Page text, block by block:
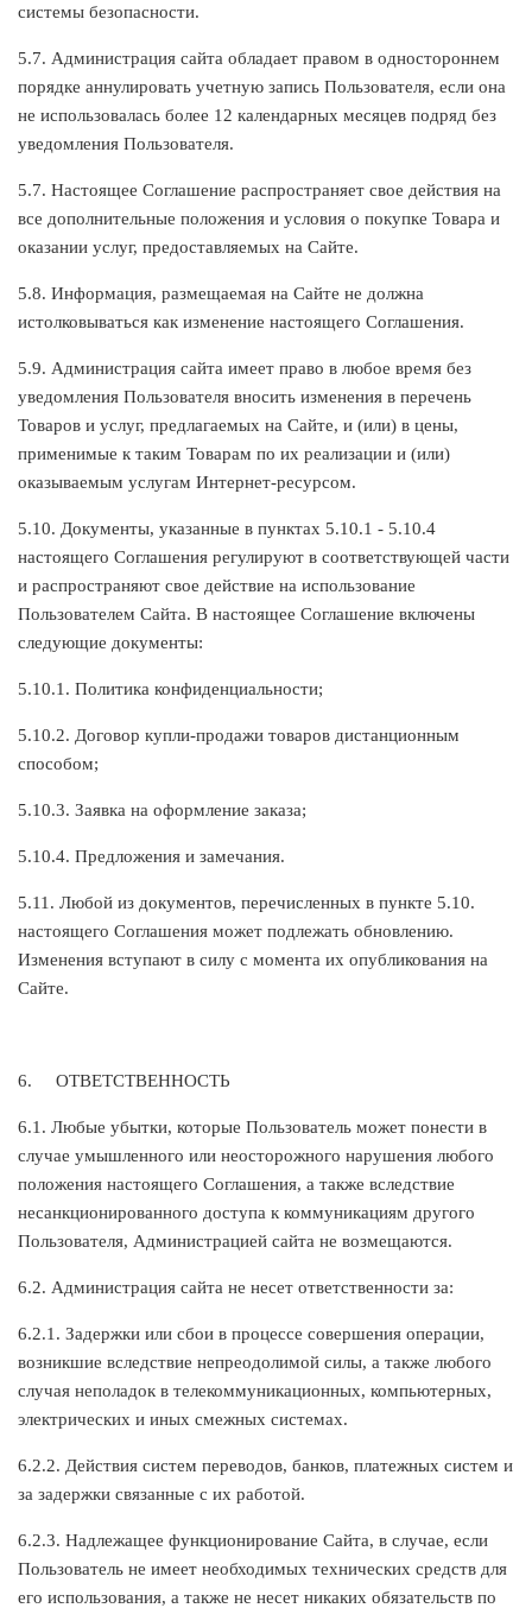
системы безопасности.
5.7. Администрация сайта обладает правом в одностороннем
порядке аннулировать учетную запись Пользователя, если она
не использовалась более 12 календарных месяцев подряд без
уведомления Пользователя.
5.7. Настоящее Соглашение распространяет свое действия на
все дополнительные положения и условия о покупке Товара и
оказании услуг, предоставляемых на Сайте.
5.8. Информация, размещаемая на Сайте не должна
истолковываться как изменение настоящего Соглашения.
5.9. Администрация сайта имеет право в любое время без
уведомления Пользователя вносить изменения в перечень
Товаров и услуг, предлагаемых на Сайте, и (или) в цены,
применимые к таким Товарам по их реализации и (или)
оказываемым услугам Интернет-ресурсом.
5.10. Документы, указанные в пунктах 5.10.1 - 5.10.4
настоящего Соглашения регулируют в соответствующей части
и распространяют свое действие на использование
Пользователем Сайта. В настоящее Соглашение включены
следующие документы:
5.10.1. Политика конфиденциальности;
5.10.2. Договор купли-продажи товаров дистанционным
способом;
5.10.3. Заявка на оформление заказа;
5.10.4. Предложения и замечания.
5.11. Любой из документов, перечисленных в пункте 5.10.
настоящего Соглашения может подлежать обновлению.
Изменения вступают в силу с момента их опубликования на
Сайте.
6. ОТВЕТСТВЕННОСТЬ
6.1. Любые убытки, которые Пользователь может понести в
случае умышленного или неосторожного нарушения любого
положения настоящего Соглашения, а также вследствие
несанкционированного доступа к коммуникациям другого
Пользователя, Администрацией сайта не возмещаются.
6.2. Администрация сайта не несет ответственности за:
6.2.1. Задержки или сбои в процессе совершения операции,
возникшие вследствие непреодолимой силы, а также любого
случая неполадок в телекоммуникационных, компьютерных,
электрических и иных смежных системах.
6.2.2. Действия систем переводов, банков, платежных систем и
за задержки связанные с их работой.
6.2.3. Надлежащее функционирование Сайта, в случае, если
Пользователь не имеет необходимых технических средств для
его использования, а также не несет никаких обязательств по